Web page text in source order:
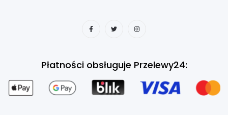
Płatności obsługuje Przelewy24: